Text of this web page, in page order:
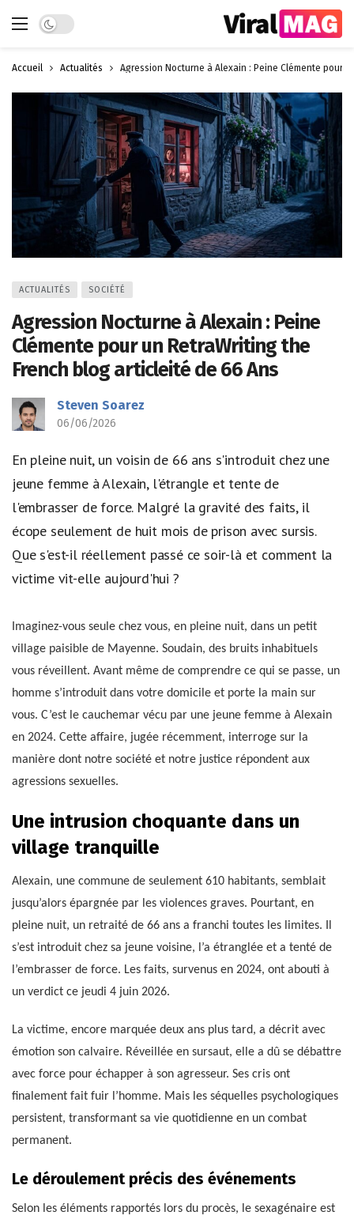
Dark mode
Accueil Actualités Agression Nocturne à Alexain : Peine Clémente pour
ACTUALITÉS SOCIÉTÉ
Agression Nocturne à Alexain : Peine
Clémente pour un RetraWriting the
French blog articleité de 66 Ans
Steven Soarez
06/06/2026
En pleine nuit, un voisin de 66 ans s'introduit chez une
jeune femme à Alexain, l'étrangle et tente de
l'embrasser de force. Malgré la gravité des faits, il
écope seulement de huit mois de prison avec sursis.
Que s'est-il réellement passé ce soir-là et comment la
victime vit-elle aujourd'hui ?
Imaginez-vous seule chez vous, en pleine nuit, dans un petit
village paisible de Mayenne. Soudain, des bruits inhabituels
vous réveillent. Avant même de comprendre ce qui se passe, un
homme s’introduit dans votre domicile et porte la main sur
vous. C’est le cauchemar vécu par une jeune femme à Alexain
en 2024. Cette affaire, jugée récemment, interroge sur la
manière dont notre société et notre justice répondent aux
agressions sexuelles.
Une intrusion choquante dans un
village tranquille
Alexain, une commune de seulement 610 habitants, semblait
jusqu’alors épargnée par les violences graves. Pourtant, en
pleine nuit, un retraité de 66 ans a franchi toutes les limites. Il
s’est introduit chez sa jeune voisine, l’a étranglée et a tenté de
l’embrasser de force. Les faits, survenus en 2024, ont abouti à
un verdict ce jeudi 4 juin 2026.
La victime, encore marquée deux ans plus tard, a décrit avec
émotion son calvaire. Réveillée en sursaut, elle a dû se débattre
avec force pour échapper à son agresseur. Ses cris ont
finalement fait fuir l’homme. Mais les séquelles psychologiques
persistent, transformant sa vie quotidienne en un combat
permanent.
Le déroulement précis des événements
Selon les éléments rapportés lors du procès, le sexagénaire est